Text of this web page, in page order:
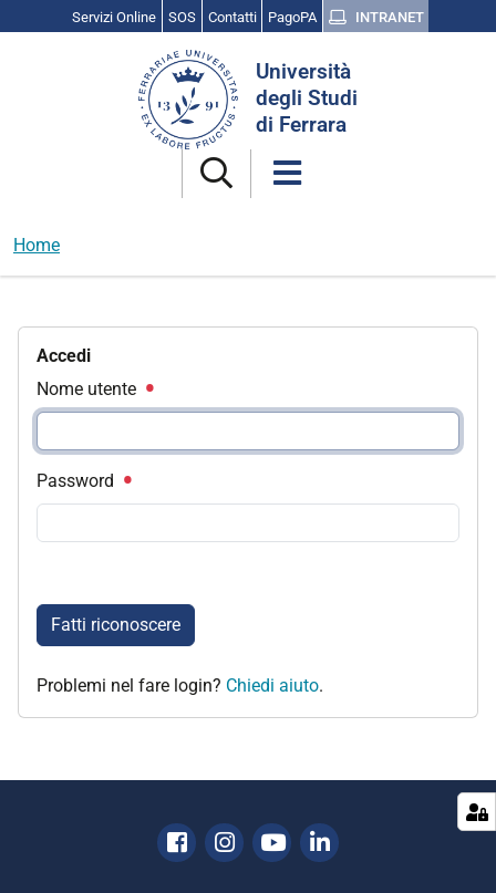
Servizi Online SOS Contatti PagoPA INTRANET
Università
degli Studi
di Ferrara
Home
Accedi
Nome utente
Password
Fatti riconoscere
Problemi nel fare login? Chiedi aiuto.
Facebook
Instagram
YoutubeLinkedin